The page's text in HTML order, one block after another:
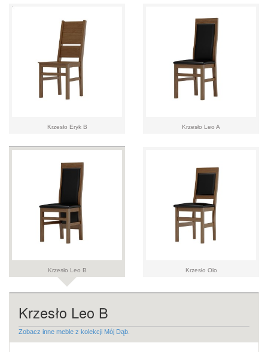
Krzesło Eryk B Krzesło Leo A
Krzesło Leo B Krzesło Olo
Krzesło Leo B
Zobacz inne meble z kolekcji Mój Dąb.